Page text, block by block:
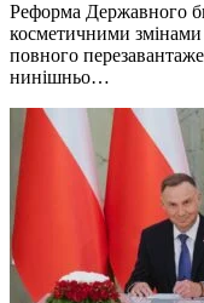
Реформа Державного
косметичними змінами
повного
нинішньо…